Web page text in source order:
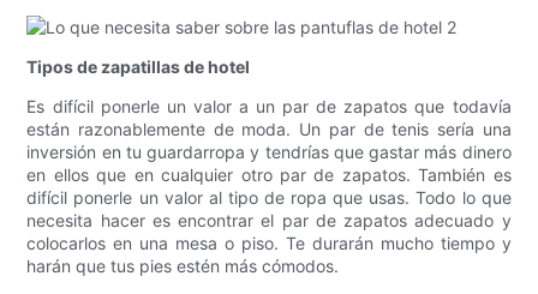
Tipos de zapatillas de hotel
Es difícil ponerle un valor a un par de zapatos que todavía
están razonablemente de moda. Un par de tenis sería una
inversión en tu guardarropa y tendrías que gastar más dinero
en ellos que en cualquier otro par de zapatos. También es
difícil ponerle un valor al tipo de ropa que usas. Todo lo que
necesita hacer es encontrar el par de zapatos adecuado y
colocarlos en una mesa o piso. Te durarán mucho tiempo y
harán que tus pies estén más cómodos.